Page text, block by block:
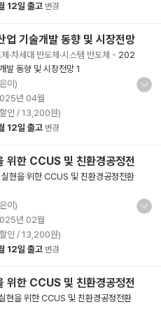
12일 출고 변경
기술개발 동향 및 시장전망
·차세대 반도체·시스템 반도체 - 202
발 동향 및 시장전망 1
이)
년 04월
인 / 13,200원)
12일 출고 변경
위한 CCUS 및 친환경공정전
현을 위한 CCUS 및 친환경공정전환
이)
년 02월
인 / 13,200원)
12일 출고 변경
위한 CCUS 및 친환경공정전
현을 위한 CCUS 및 친환경공정전환